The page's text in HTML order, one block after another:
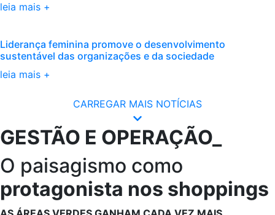
leia mais +
Liderança feminina promove o desenvolvimento
sustentável das organizações e da sociedade
leia mais +
CARREGAR MAIS NOTÍCIAS
GESTÃO E OPERAÇÃO_
O paisagismo como
protagonista nos shoppings